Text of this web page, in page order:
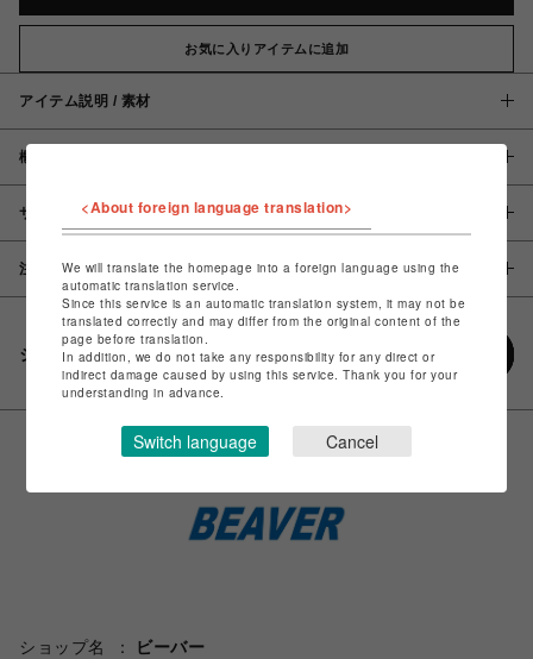
お気に入りアイテムに追加
アイテム説明 / 素材
概要
サイズ
注意事項
シェアする
ショップ名
ビーバー
<About foreign language translation>
We will translate the homepage into a foreign language using the
automatic translation service.
Since this service is an automatic translation system, it may not be
translated correctly and may differ from the original content of the
page before translation.
In addition, we do not take any responsibility for any direct or
indirect damage caused by using this service. Thank you for your
understanding in advance.
Switch language Cancel